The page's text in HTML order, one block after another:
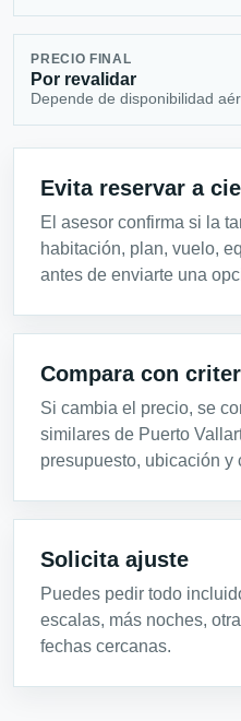
PRECIO FINAL
Por revalidar
Depende de disponibilidad
Evita reservar a
El asesor confirma si la
habitación, plan, vuelo,
antes de enviarte una
Compara con
Si cambia el precio, se
similares de Puerto
presupuesto, ubicación y
Solicita ajuste
Puedes pedir todo
escalas, más noches,
fechas cercanas.